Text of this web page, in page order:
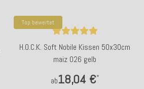
Top bewertet
H.O.C.K. Soft Nobile Kissen 50x30cm
maiz 026 gelb
ab18,04 €*